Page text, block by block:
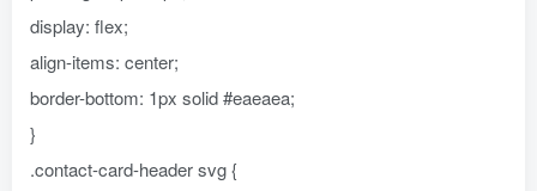
display: flex;
align-items: center;
border-bottom: 1px solid #eaeaea;
}
.contact-card-header svg {